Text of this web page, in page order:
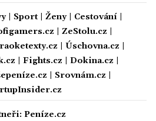
| Sport| Ženy| Cestování|
ZeStolu.cz
Úschovna.cz
Fights.cz Dokina.cz
Srovnám.cz
Peníze.cz